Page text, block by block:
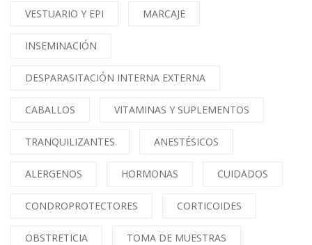
VESTUARIO Y EPI MARCAJE
INSEMINACIÓN
DESPARASITACIÓN INTERNA EXTERNA
CABALLOS VITAMINAS Y SUPLEMENTOS
TRANQUILIZANTES ANESTÉSICOS
ALERGENOS HORMONAS CUIDADOS
CONDROPROTECTORES CORTICOIDES
OBSTRETICIA TOMA DE MUESTRAS